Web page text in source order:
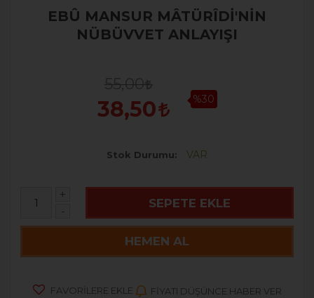
EBÛ MANSUR MÂTÜRÎDİ'NİN
NÜBÜVVET ANLAYIŞI
55,00
38,50 %30
Stok Durumu VAR
+
-
SEPETE EKLE
HEMEN AL
FAVORILERE EKLE FIYATI DÜŞÜNCE HABER VER